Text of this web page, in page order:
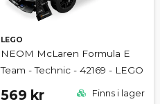
LEGO
NEOM McLaren Formula E
Team - Technic - 42169 - LEGO
569 kr Finns i lager